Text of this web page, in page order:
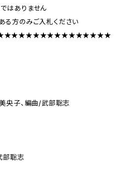
はありません
る方のみご入札ください
央子、編曲/武部聡志
部聡志